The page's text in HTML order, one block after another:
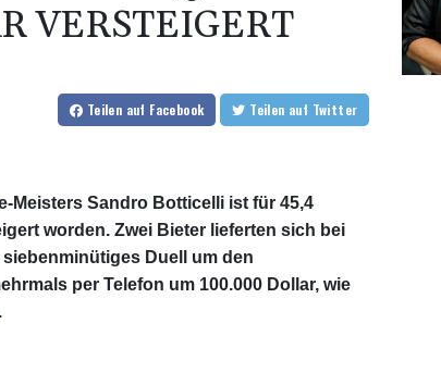
VERSTEIGERT
Teilen auf Facebook Teilen auf Twitter
Meisters Sandro Botticelli ist für 45,4
worden. Zwei Bieter lieferten sich bei
Duell um den
per Telefon um 100.000 Dollar, wie